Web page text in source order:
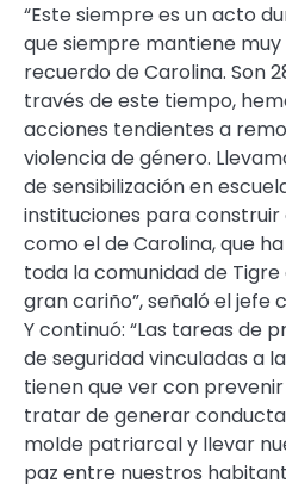
“Este siempre es un acto
que siempre mantiene
recuerdo de Carolina. Son
través de este tiempo,
acciones tendientes a
violencia de género.
de sensibilización en
instituciones para
como el de Carolina, que
toda la comunidad de
gran cariño”, señaló el jefe
Y continuó: “Las tareas de
de seguridad vinculadas a
tienen que ver con
tratar de generar
molde patriarcal y llevar
paz entre nuestros